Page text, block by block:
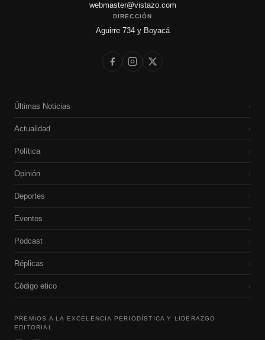
webmaster@vistazo.com
DIRECCIÓN
Aguirre 734 y Boyacá
Últimas Noticias ›
Actualidad ›
Política ›
Opinión ›
Deportes ›
Eventos ›
Podcast ›
Réplicas ›
Código etico ›
PREMIOS A LA EXCELENCIA PERIODÍSTICA Y LIDERAZGO
EDITORIAL